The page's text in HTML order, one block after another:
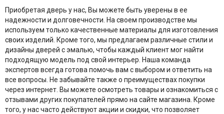
Приобретая дверь у нас, Вы можете быть уверены в ее
надежности и долговечности. На своем производстве мы
используем только качественные материалы для изготовления
своих изделий. Кроме того, мы предлагаем различные стили и
дизайны дверей с эмалью, чтобы каждый клиент мог найти
подходящую модель под свой интерьер. Наша команда
экспертов всегда готова помочь вам с выбором и ответить на
все вопросы. Не забывайте также о преимуществах покупки
через интернет. Вы можете осмотреть товары и ознакомиться с
отзывами других покупателей прямо на сайте магазина. Кроме
того, у нас часто действуют акции и скидки, что позволяет